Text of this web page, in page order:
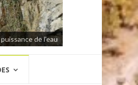
puissance de l'eau